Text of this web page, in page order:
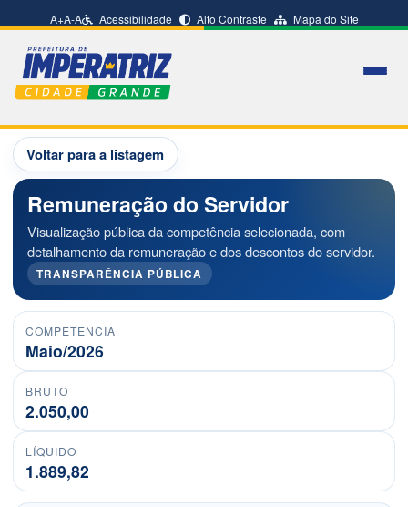
A+A-A Acessibilidade Alto Contraste Mapa do Site
Voltar para a listagem
Remuneração do Servidor
Visualização pública da competência selecionada, com
detalhamento da remuneração e dos descontos do servidor.
TRANSPARÊNCIA PÚBLICA
COMPETÊNCIA
Maio/2026
BRUTO
2.050,00
LÍQUIDO
1.889,82